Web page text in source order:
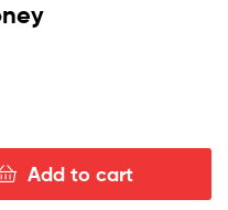
Add to cart